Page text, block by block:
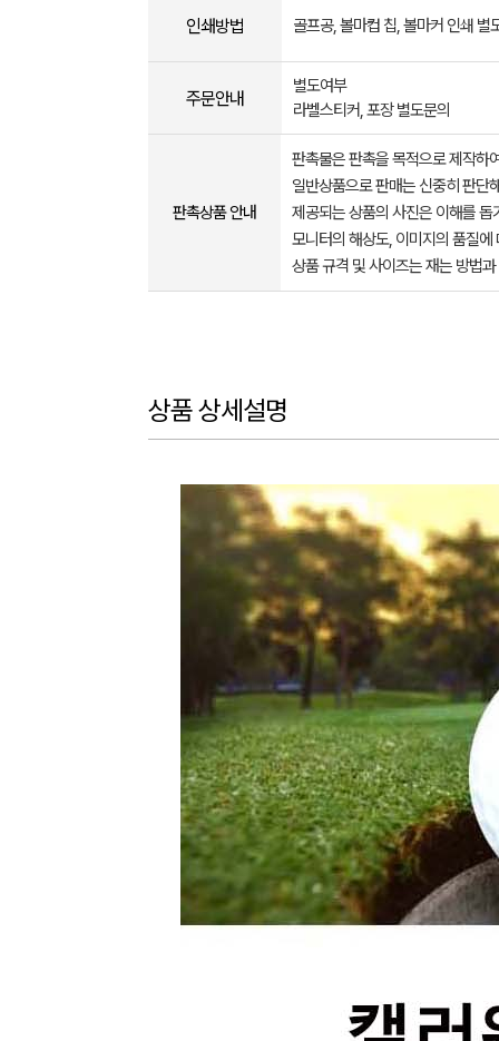
인쇄방법 골프공, 볼마컵 칩, 볼마커 인쇄 별
주문안내
별도여부
라벨스티커, 포장 별도문의
판촉상품 안내
판촉물은 판촉을 목적으로 제작하
일반상품으로 판매는 신중히 판단
제공되는 상품의 사진은 이해를
모니터의 해상도, 이미지의 품질
상품 규격 및 사이즈는 재는 방법
상품 상세설명